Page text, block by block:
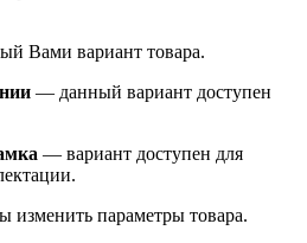
Вами вариант товара.
— данный вариант доступен
— вариант доступен для
изменить параметры товара.